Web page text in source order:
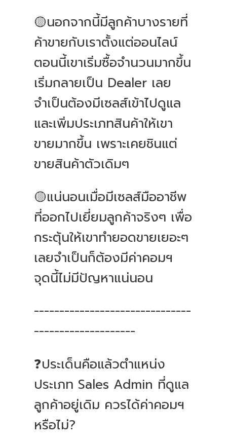
🟡นอกจากนี้มีลูกค้าบางรายที่
ค้าขายกับเราตั้งแต่ออนไลน์
ตอนนี้เขาเริ่มซื้อจำนวนมากขึ้น
เริ่มกลายเป็น Dealer เลย
จำเป็นต้องมีเซลส์เข้าไปดูแล
และเพิ่มประเภทสินค้าให้เขา
ขายมากขึ้น เพราะเคยชินแต่
ขายสินค้าตัวเดิมๆ
🟡แน่นอนเมื่อมีเซลส์มืออาชีพ
ที่ออกไปเยี่ยมลูกค้าจริงๆ เพื่อ
กระตุ้นให้เขาทำยอดขายเยอะๆ
เลยจำเป็นก็ต้องมีค่าคอมฯ
จุดนี้ไม่มีปัญหาแน่นอน
-------------------------------
--------------------
❓ประเด็นคือแล้วตำแหน่ง
ประเภท Sales Admin ที่ดูแล
ลูกค้าอยู่เดิม ควรได้ค่าคอมฯ
หรือไม่?